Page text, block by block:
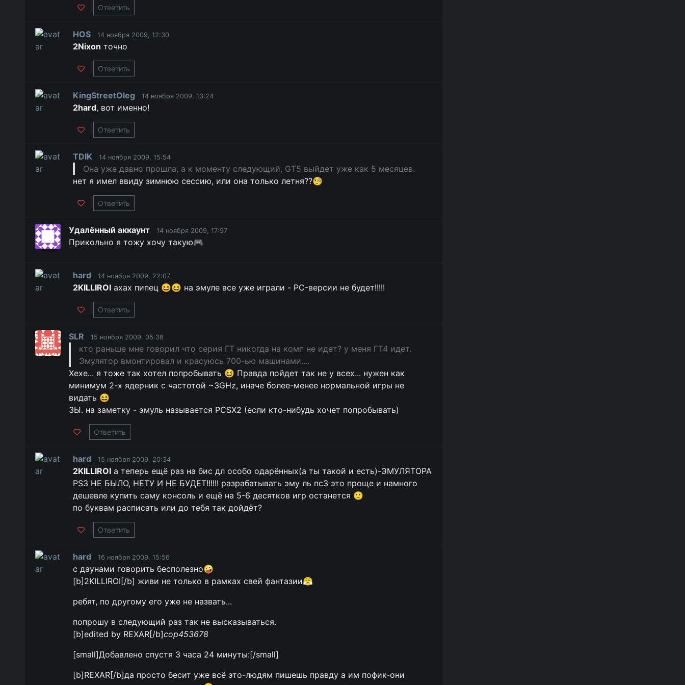
Ответить
HOS 14 ноября 2009, 12:30
2Nixon точно
Ответить
KingStreetOleg 14 ноября 2009, 13:24
2hard, вот именно!
Ответить
TDIK 14 ноября 2009, 15:54
Она уже давно прошла, а к моменту следующий, GT5 выйдет уже как 5 месяцев.
нет я имел ввиду зимнюю сессию, или она только летня??🧐
Ответить
Удалённый аккаунт 14 ноября 2009, 17:57
Прикольно я тожу хочу такую🎮
hard 14 ноября 2009, 22:07
2KILLIROIахах пипец 😆😆 на эмуле все уже играли - PC-версии не будет!!!!!
Ответить
SLR 15 ноября 2009, 05:38
кто раньше мне говорил что серия ГТ никогда на комп не идет? у меня ГТ4 идет.
Эмулятор вмонтировал и красуюсь 700-ью машинами....
Хехе... я тоже так хотел попробывать 😆 Правда пойдет так не у всех... нужен как
минимум 2-х ядерник с частотой ~3GHz, иначе более-менее нормальной игры не
видать 😆
ЗЫ. на заметку - эмуль называется PCSX2 (если кто-нибудь хочет попробывать)
Ответить
hard 15 ноября 2009, 20:34
2KILLIROIа теперь ещё раз на бис дл особо одарённых(а ты такой и есть)-ЭМУЛЯТОРА
PS3 НЕ БЫЛО, НЕТУ И НЕ БУДЕТ!!!!!! разрабатывать эму ль пс3 это проще и намного
дешевле купить саму консоль и ещё на 5-6 десятков игр останется 🙂
по буквам расписать или до тебя так дойдёт?
Ответить
hard 16 ноября 2009, 15:56
с даунами говорить бесполезно🤪
[b]2KILLIROI[/b] живи не только в рамках свей фантазии😤
ребят, по другому его уже не назвать...
попрошу в следующий раз так не высказываться.
[b]edited by REXAR[/b]cop453678
[small]Добавлено спустя 3 часа 24 минуты:[/small]
[b]REXAR[/b]да просто бесит уже всё это-людям пишешь правду а им пофик-они